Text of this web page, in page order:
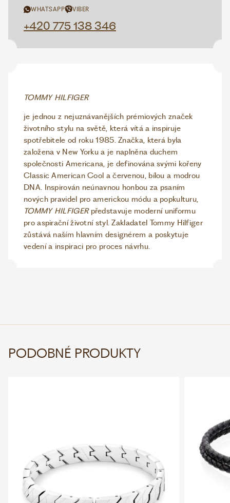
WHATSAPP VIBER
+420 775 138 346
TOMMY HILFIGER
je jednou z nejuznávanějších prémiových značek
životního stylu na světě, která vítá a inspiruje
spotřebitele od roku 1985. Značka, která byla
založena v New Yorku a je naplněna duchem
společnosti Americana, je definována svými kořeny
Classic American Cool a červenou, bílou a modrou
DNA. Inspirován neúnavnou honbou za psaním
nových pravidel pro americkou módu a popkulturu,
TOMMY HILFIGERpředstavuje moderní uniformu
pro aspirační životní styl. Zakladatel Tommy Hilfiger
zůstává naším hlavním designérem a poskytuje
vedení a inspiraci pro proces návrhu.
PODOBNÉ PRODUKTY